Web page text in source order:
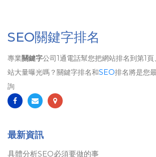
SEO關鍵字排名
專業關鍵字公司1通電話幫您把網站排名到第1
站大量曝光嗎？關鍵字排名和SEO排名將是您
詢
最新資訊
具體分析SEO必須要做的事